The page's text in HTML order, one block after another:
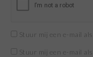
Stuur mij een e-mail
Stuur mij een e-mail